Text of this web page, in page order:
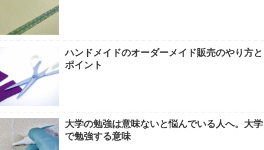
ハンドメイドのオーダーメイド販売のやり方と
ポイント
大学の勉強は意味ないと悩んでいる人へ。大学
で勉強する意味